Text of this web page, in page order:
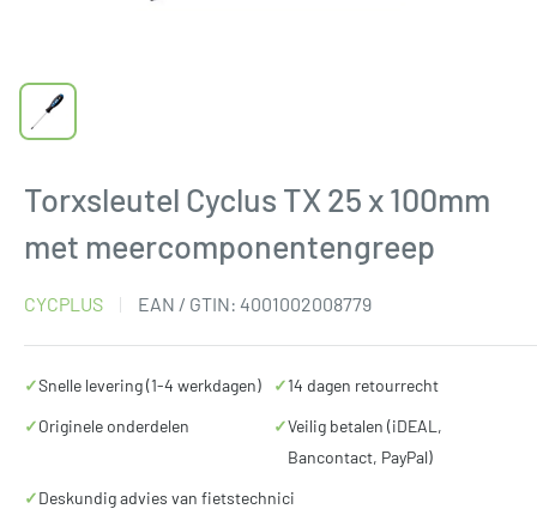
Torxsleutel Cyclus TX 25 x 100mm
met meercomponentengreep
CYCPLUS EAN / GTIN: 4001002008779
✓Snelle levering (1-4 werkdagen) ✓14 dagen retourrecht
✓Originele onderdelen ✓Veilig betalen (iDEAL,
Bancontact, PayPal)
✓Deskundig advies van fietstechnici